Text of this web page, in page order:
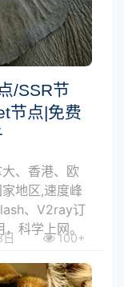
/SSR节
节点|免费
、香港、欧
地区,速度峰
、V2ray订
科学上网。
100+